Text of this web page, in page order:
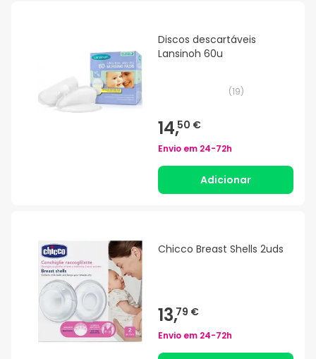
Discos descartáveis
Lansinoh 60u
(19)
14,50 €
Envio em 24-72h
Adicionar
Chicco Breast Shells 2uds
13,79 €
Envio em 24-72h